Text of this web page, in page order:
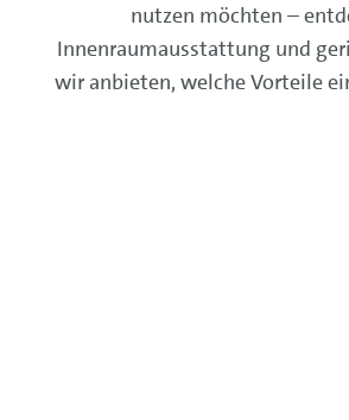
nutzen möchten –
Innenraumausstattung und
wir anbieten, welche Vorteile